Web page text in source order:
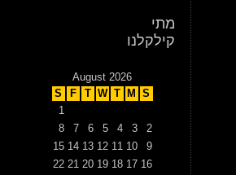
מתי
קילקלנו
August 2026
S
M
T
W
T
F
S
1
2
3
4
5
6
7
8
9
10
11
12
13
14
15
16
17
18
19
20
21
22